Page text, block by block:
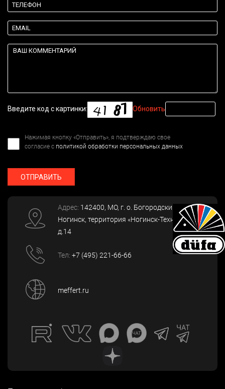
Введите код с картинки: Обновить
Нажимая кнопку «Отправить», я подтверждаю свое
согласие с политикой обработки персональных данных
ОТПРАВИТЬ
Адрес: 142400, МО, г. о. Богородский, г.
Ногинск, территория «Ногинск-Технопарк»,
д.14
Тел: +7 (495) 221-66-66
meffert.ru